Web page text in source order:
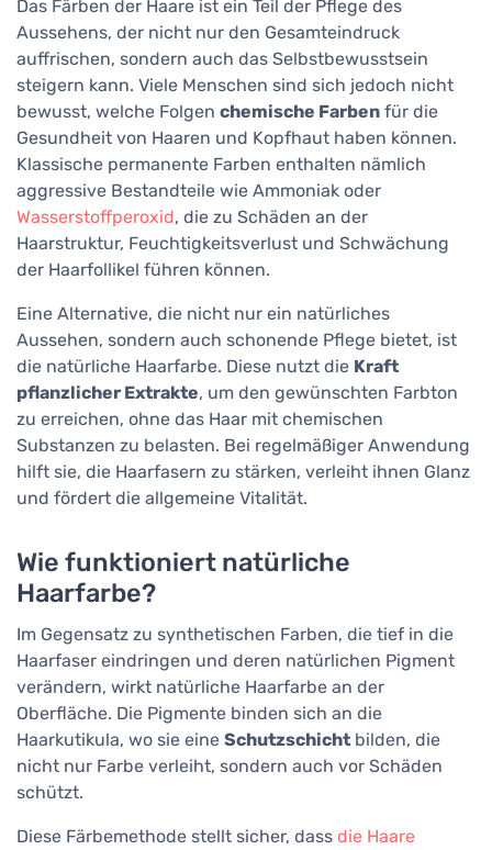
Das Färben der Haare ist ein Teil der Pflege des
Aussehens, der nicht nur den Gesamteindruck
auffrischen, sondern auch das Selbstbewusstsein
steigern kann. Viele Menschen sind sich jedoch nicht
bewusst, welche Folgen chemische Farben für die
Gesundheit von Haaren und Kopfhaut haben können.
Klassische permanente Farben enthalten nämlich
aggressive Bestandteile wie Ammoniak oder
Wasserstoffperoxid, die zu Schäden an der
Haarstruktur, Feuchtigkeitsverlust und Schwächung
der Haarfollikel führen können.
Eine Alternative, die nicht nur ein natürliches
Aussehen, sondern auch schonende Pflege bietet, ist
die natürliche Haarfarbe. Diese nutzt die Kraft
pflanzlicher Extrakte, um den gewünschten Farbton
zu erreichen, ohne das Haar mit chemischen
Substanzen zu belasten. Bei regelmäßiger Anwendung
hilft sie, die Haarfasern zu stärken, verleiht ihnen Glanz
und fördert die allgemeine Vitalität.
Wie funktioniert natürliche
Haarfarbe?
Im Gegensatz zu synthetischen Farben, die tief in die
Haarfaser eindringen und deren natürlichen Pigment
verändern, wirkt natürliche Haarfarbe an der
Oberfläche. Die Pigmente binden sich an die
Haarkutikula, wo sie eine Schutzschicht bilden, die
nicht nur Farbe verleiht, sondern auch vor Schäden
schützt.
Diese Färbemethode stellt sicher, dass die Haare